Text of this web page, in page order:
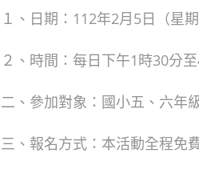
１、日期：112年2月5日（星
２、時間：每日下午1時30分至
二、參加對象：國小五、六年
三、報名方式：本活動全程免